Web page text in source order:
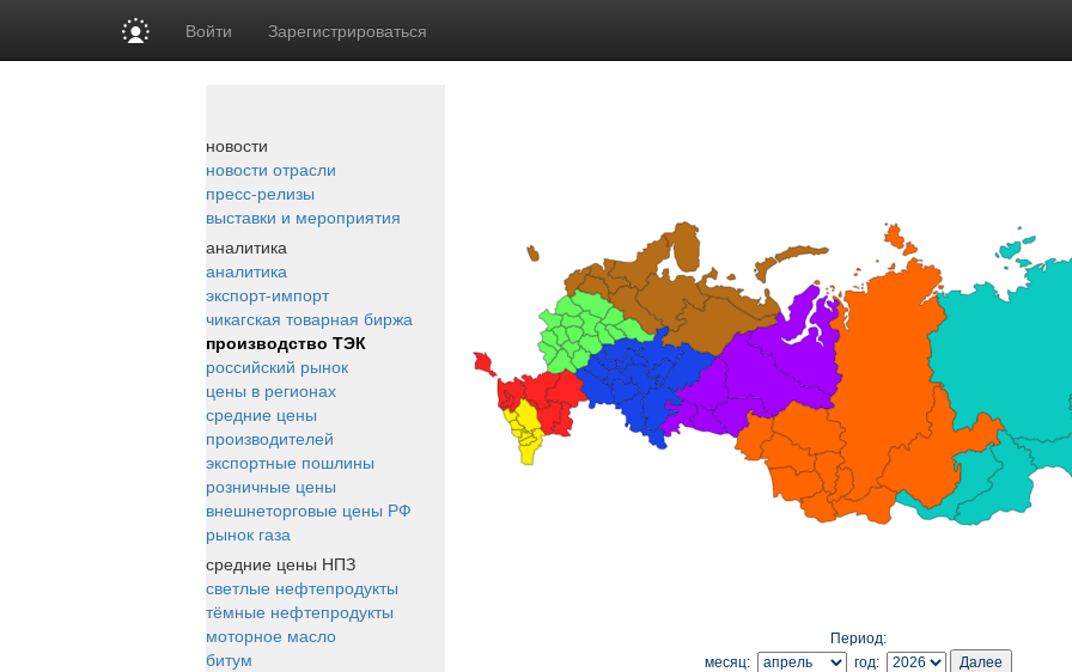
Войти Зарегистрироваться
новости
новости отрасли
пресс-релизы
выставки и мероприятия
аналитика
аналитика
экспорт-импорт
чикагская товарная биржа
производство ТЭК
российский рынок
цены в регионах
средние цены
производителей
экспортные пошлины
розничные цены
внешнеторговые цены РФ
рынок газа
средние цены НПЗ
светлые нефтепродукты
тёмные нефтепродукты
моторное масло
битум
Период:
месяц:
год: